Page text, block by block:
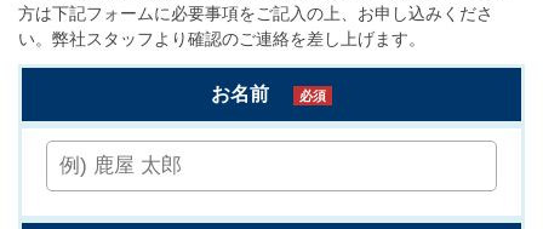
方は下記フォームに必要事項をご記入の上、お申し込みくださ
い。弊社スタッフより確認のご連絡を差し上げます。
お名前 必須